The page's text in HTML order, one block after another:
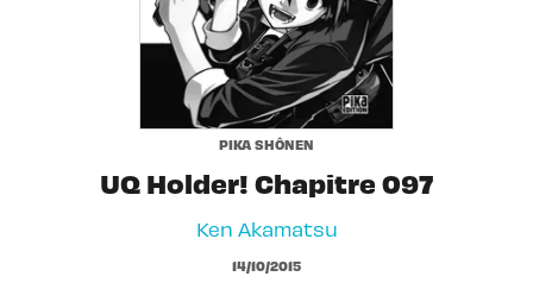
PIKA SHÔNEN
UQ Holder! Chapitre 097
Ken Akamatsu
14/10/2015